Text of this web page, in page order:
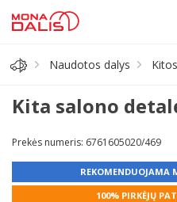
Antifrizas
Naudotos dalys
Kita salono
Prekės numeris: 6761605020/469
REKOMENDUOJAMA
100% PIRKĖJŲ